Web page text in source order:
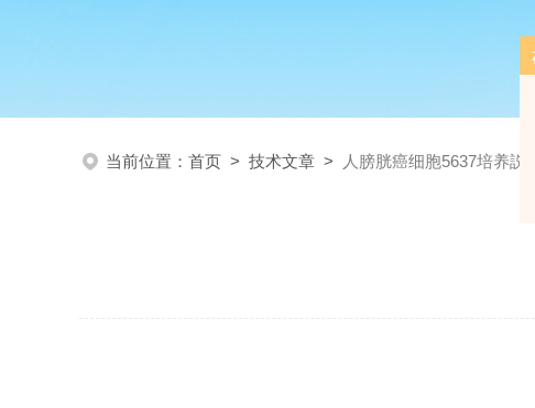
当前位置： 首页 > 技术文章 > 人膀胱癌细胞5637培养説明